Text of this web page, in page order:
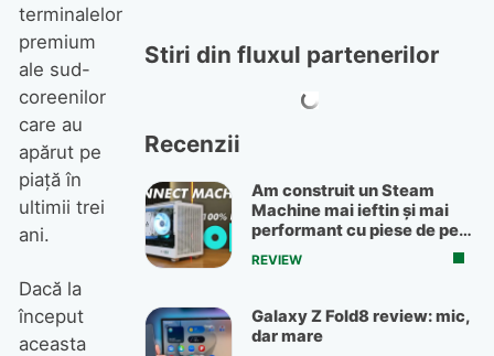
terminalelor
premium
ale sud-
coreenilor
care au
apărut pe
piață în
ultimii trei
ani.
Dacă la
început
aceasta
Stiri din fluxul partenerilor
Recenzii
Am construit un Steam
Machine mai ieftin și mai
performant cu piese de pe
OLX
REVIEW
Galaxy Z Fold8 review: mic,
dar mare